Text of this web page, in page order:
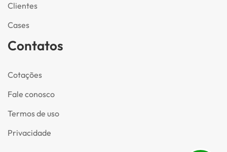
Clientes
Cases
Contatos
Cotações
Fale conosco
Termos de uso
Privacidade